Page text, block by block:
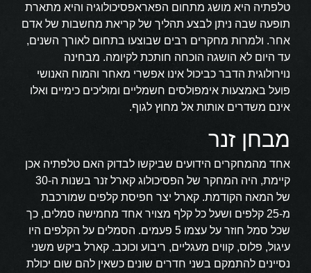
טלפתיה היא מושג מתחום הפאראפסיכולוגיה והיא מתארת
תופעה שבה ניתן לבצע תהליך של קריאת מחשבות של אדם
אחר. ולמרות מחקרים רבים שבוצעו בתחום לאורך השנים,
עד היום לא הושגה הוכחה חותכת לקיומה. מבחינה
נוירולוגית הדבר כביכול אינו אפשרי מאחר והמוח האנושי
פועל באמצעות אימפולסים חשמליים ומוליכים כימיים ואלו
אינם משדרים אותות אל מחוץ לגוף.
מבחן זנר
אחד מהמחקרים הידועים שביקשו לבדוק האם טלפתיה אכן
קיימת, היה המחקר של הפסיכולוג קארל זנר בשנות ה-30
של המאה הקודמת. קארל יצר חפיסת קלפים שמורכבת
מ-25 קלפים ושעל כל קלף מצויר אחד מחמישה סמלים, כך
שכל סמל חוזר על עצמו 5 פעמים. הסמלים על הקלפים היו
עיגול, פלוס, קווים מעגליים, ריבוע וכוכב. קארל ביקש משני
נסיינים להתמקם בשני חדרים שונים כשאין להם שום יכולת